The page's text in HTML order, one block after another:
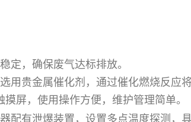
定，确保废气达标排放。
用贵金属催化剂，通过催化燃烧反应
屏，使用操作方便，维护管理简单。
配有泄爆装置，设置多点温度探测，